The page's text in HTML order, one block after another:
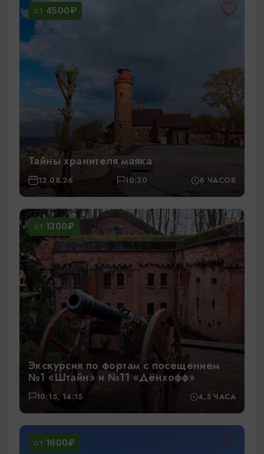
ОТ 4500₽
Тайны хранителя маяка
12.08.26 10:30 6 ЧАСОВ
ОТ 1300₽
Экскурсия по фортам с посещением
№1 «Штайн» и №11 «Дёнхофф»
10:15, 14:15 4,5 ЧАСА
ОТ 1600₽